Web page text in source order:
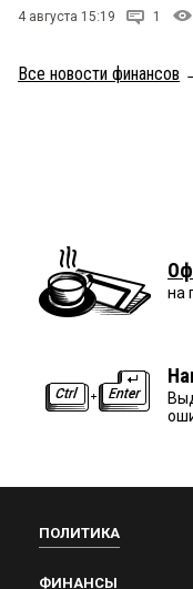
4 августа 15:19 1
Все новости финансов
на
ПОЛИТИКА
ФИНАНСЫ